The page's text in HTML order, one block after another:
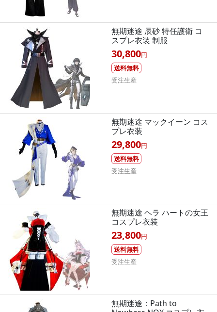
無期迷途 辰砂 特任護衛 コ
スプレ衣装 制服
30,800円
送料無料
受注生産
無期迷途 マックイーン コス
プレ衣装
29,800円
送料無料
受注生産
無期迷途 ヘラ ハートの女王
コスプレ衣装
23,800円
送料無料
受注生産
無期迷途：Path to